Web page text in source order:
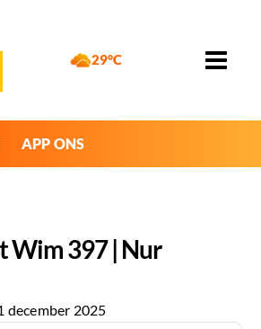
29°C
APP ONS
Wim 397 | Nur
december 2025